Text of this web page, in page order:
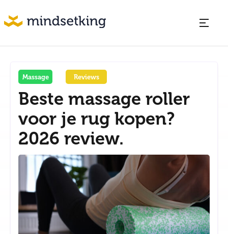
Massage Reviews
Beste massage roller
voor je rug kopen?
2026 review.